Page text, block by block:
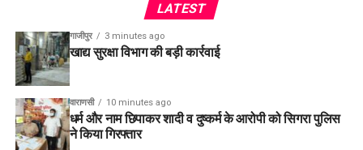
LATEST
गाजीपुर 3 minutes ago
खाद्य सुरक्षा विभाग की बड़ी कार्रवाई
वाराणसी 10 minutes ago
धर्म और नाम छिपाकर शादी व दुष्कर्म के आरोपी को सिगरा पुलिस
ने किया गिरफ्तार